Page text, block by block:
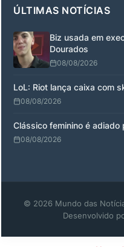
ÚLTIMAS NOTÍCIAS
Biz usada em
Dourados
08/08/2026
LoL: Riot lança caixa com
08/08/2026
Clássico feminino é adiado
08/08/2026
© 2026 Mundo das
Desenvolvido